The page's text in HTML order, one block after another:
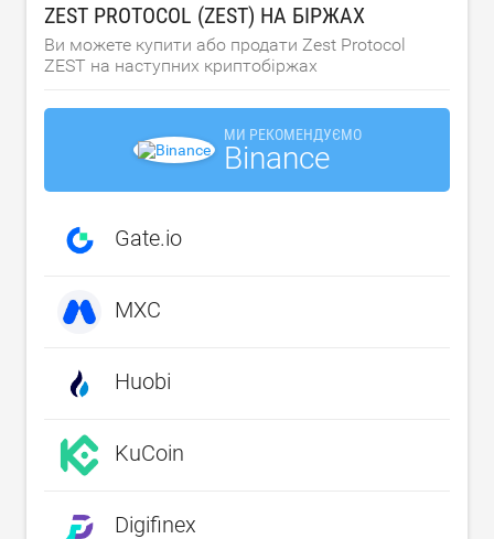
ZEST PROTOCOL (ZEST) НА БІРЖАХ
Ви можете купити або продати Zest Protocol
ZEST на наступних криптобіржах
МИ РЕКОМЕНДУЄМО
Binance
Gate.io
MXC
Huobi
KuCoin
Digifinex